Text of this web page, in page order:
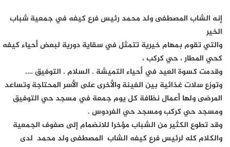
إنه الشاب المصطفى ولد محمد رئيس فرع كيفه في جمعية شباب
الخير
والتي تقوم بمهام خيرية تتمثل في سقاية دورية لبعض أحياء كيفه
كحي المطار ، حي كركب ،
وقدمت كسوة العيد في أحياء التميشة . السلام . التوفيق ….
وتوزع سلات غذائية بين الفينة والأخرى على الأسر المحتاجة وتساعد
المرضى ولها أعمال نظافة كل يوم جمعة في مسجد حي التوفيق
ومسجد حي كركب ومسجد حي الفردوس .
وقد تطوع الكثير من الشباب مؤخرا للانضمام إلى صفوف الجمعية
والكلام كله لرئيس فرع كيفه الشاب المصطفى ولد محمد لدى